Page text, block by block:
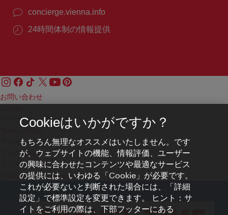
concierge.vienna.info
24時間体制の情報提供
お問い合わせ
プライバシーポリシー
アクセシビリティ
プレス連絡先
クッキーの設定
© Copyright WienTourismus
Cookieはいかがですか？
もちろん無理なオススメはいたしません。です
が、ウェブサイトの機能、情報評価、ユーザー
の興味に合わせたコンテンツや最適なサービス
の提供には、いわゆる「Cookie」が必要です。
これが必要ないと判断された場合には、「詳細
設定」で標準設定を変更できます。 ヒント：サ
イトをご利用の際は、下部フッターにある